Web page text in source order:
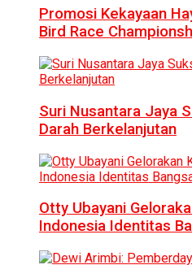
Promosi Kekayaan
Bird Race
Suri Nusantara Jaya
Darah Berkelanjutan
Otty Ubayani
Indonesia Identitas